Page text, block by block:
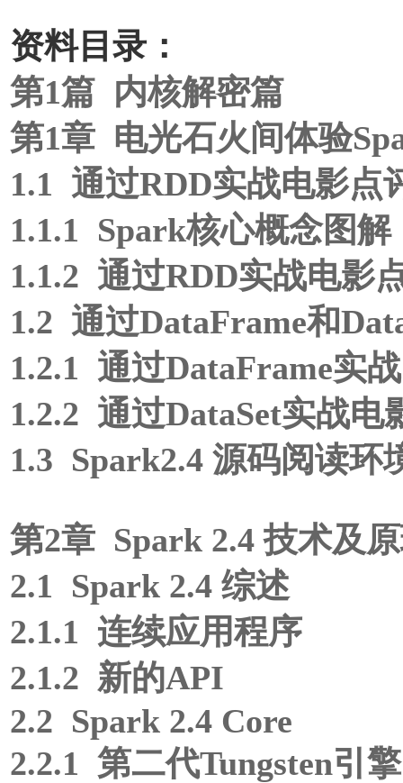
资料目录：
第1篇 内核解密篇
第1章 电光石火间体验
1.1 通过RDD实战电影点
1.1.1 Spark核心概念图解
1.1.2 通过RDD实战电影
1.2 通过DataFrame和
1.2.1 通过DataFrame实
1.2.2 通过DataSet实战电
1.3 Spark2.4 源码阅读环
第2章 Spark 2.4 技术及
2.1 Spark 2.4 综述
2.1.1 连续应用程序
2.1.2 新的API
2.2 Spark 2.4 Core
2.2.1 第二代Tungsten引擎